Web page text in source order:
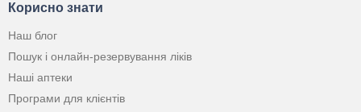
Корисно знати
Наш блог
Пошук і онлайн-резервування ліків
Наші аптеки
Програми для клієнтів